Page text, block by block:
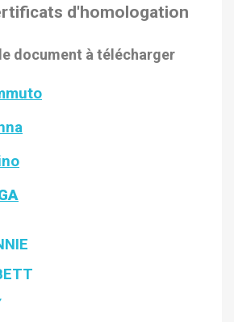
d'homologation
document à télécharger